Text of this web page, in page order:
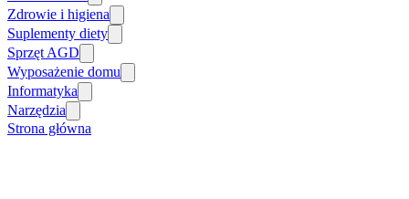
Zdrowie i higiena
Suplementy diety
Sprzęt AGD
Wyposażenie domu
Informatyka
Narzędzia
Strona główna